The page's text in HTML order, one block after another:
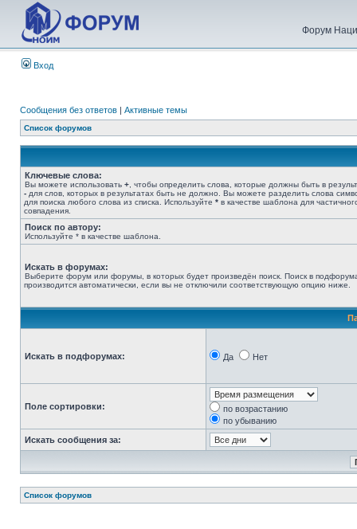
Форум
Вход
Сообщения без ответов | Активные темы
Список форумов
Ключевые слова:
Вы можете использовать + , чтобы определить слова, которые должны быть в
- для слов, которых в результатах быть не должно. Вы можете разделить слова
для поиска любого слова из списка. Используйте * в качестве шаблона для
совпадения.
Поиск по автору:
Используйте * в качестве шаблона.
Искать в форумах:
Выберите форум или форумы, в которых будет произведён поиск. Поиск в
производится автоматически, если вы не отключили соответствующую опцию ниже.
Искать в подфорумах: Да Нет
Поле сортировки:
по возрастанию
по убыванию
Искать сообщения за:
Список форумов